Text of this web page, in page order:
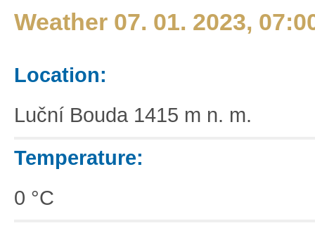
Weather 07. 01. 2023,
Location:
Luční Bouda 1415 m n. m.
Temperature:
0 °C